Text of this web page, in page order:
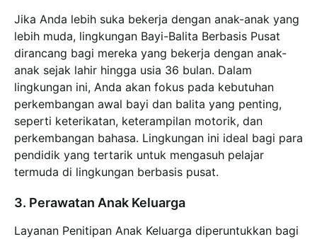
Jika Anda lebih suka bekerja dengan anak-anak yang
lebih muda, lingkungan Bayi-Balita Berbasis Pusat
dirancang bagi mereka yang bekerja dengan anak-
anak sejak lahir hingga usia 36 bulan. Dalam
lingkungan ini, Anda akan fokus pada kebutuhan
perkembangan awal bayi dan balita yang penting,
seperti keterikatan, keterampilan motorik, dan
perkembangan bahasa. Lingkungan ini ideal bagi para
pendidik yang tertarik untuk mengasuh pelajar
termuda di lingkungan berbasis pusat.
3. Perawatan Anak Keluarga
Layanan Penitipan Anak Keluarga diperuntukkan bagi